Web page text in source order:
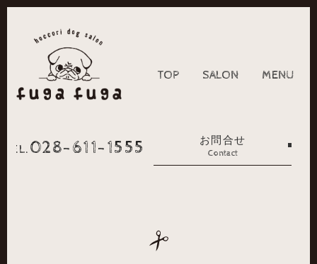
TOP SALON MENU
TEL. 028-611-1555 お問合せ
Contact